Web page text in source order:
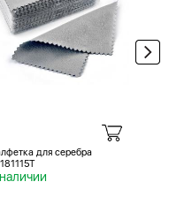
для серебра